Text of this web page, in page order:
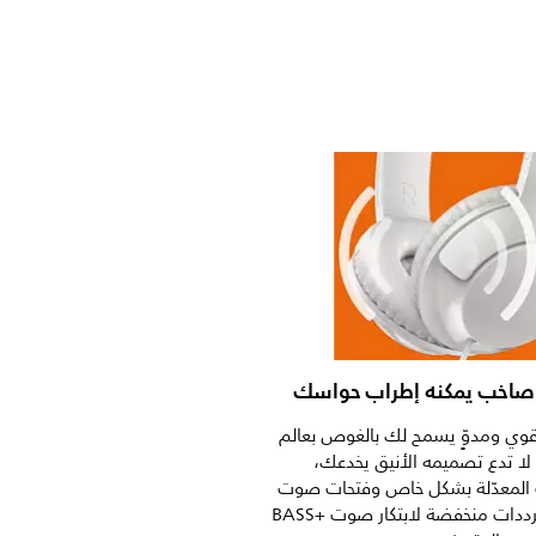
يمكنه إطراب حواسك
ومدوٍّ يسمح لك بالغوص بعالم
تدع تصميمه الأنيق يخدعك،
المعدّلة بشكل خاص وفتحات صوت
الجهير تنتج ترددات منخفضة لابتكار صوت BASS+‎